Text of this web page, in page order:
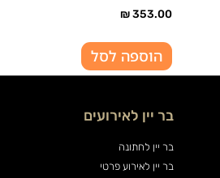
₪353.00
הוספה לסל
בר יין לאירועים
בר יין לחתונה
בר יין לאירוע פרטי